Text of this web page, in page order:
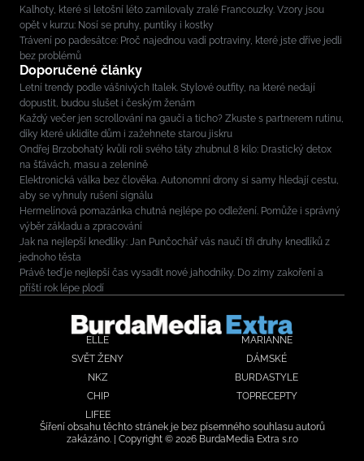
Kalhoty, které si letošní léto zamilovaly zralé Francouzky. Vzory jsou
opět v kurzu: Nosí se pruhy, puntíky i kostky
Trávení po padesátce: Proč najednou vadí potraviny, které jste dříve jedli
bez problémů
Doporučené články
Letní trendy podle vášnivých Italek. Stylové outfity, na které nedají
dopustit, budou slušet i českým ženám
Každý večer jen scrollování na gauči a ticho? Zkuste s partnerem rutinu,
díky které uklidíte dům i zažehnete starou jiskru
Ondřej Brzobohatý kvůli roli svého táty zhubnul 8 kilo: Drastický detox
na šťávách, masu a zelenině
Elektronická válka bez člověka. Autonomní drony si samy hledají cestu,
aby se vyhnuly rušení signálu
Hermelínová pomazánka chutná nejlépe po odležení. Pomůže i správný
výběr základu a zpracování
Jak na nejlepší knedlíky: Jan Punčochář vás naučí tři druhy knedlíků z
jednoho těsta
Právě teď je nejlepší čas vysadit nové jahodníky. Do zimy zakoření a
příští rok lépe plodí
ELLE
MARIANNE
SVĚT ŽENY
DÁMSKÉ
NKZ
BURDASTYLE
CHIP
TOPRECEPTY
LIFEE
Šíření obsahu těchto stránek je bez písemného souhlasu autorů
zakázáno. | Copyright © 2026 BurdaMedia Extra s.r.o